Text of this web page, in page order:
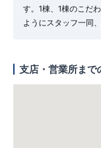
す。1棟、1棟のこだ
ようにスタッフ一同
支店・営業所まで